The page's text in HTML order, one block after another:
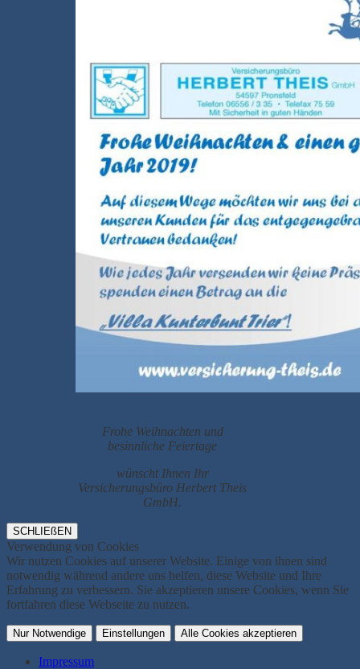
Frohe Weihnachten und
besinnliche Feiertage
wünscht Ihnen Ihr
Versicherungsbüro Herbert Theis
GmbH.
SCHLIEßEN
Verwendung von Cookies
Wir nutzen Cookies auf unserer Website. Einige von ihnen sind
notwendig während andere uns helfen, diese Website und Ihre
Erfahrung zu verbessern. Sie akzeptieren unsere Cookies, wenn Sie
fortfahren diese Webseite zu nutzen.
Nur Notwendige Einstellungen Alle Cookies akzeptieren
Impressum